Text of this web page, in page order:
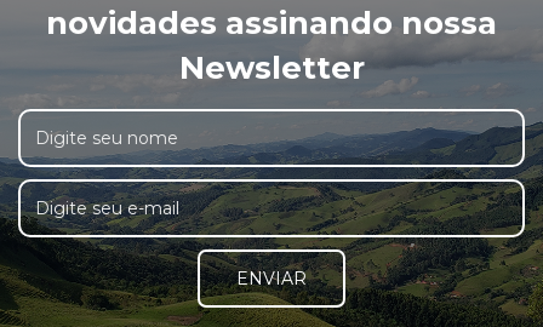
novidades assinando nossa
Newsletter
ENVIAR